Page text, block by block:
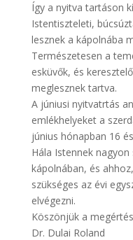
Így a nyitva tartáson
Istentiszteleti,
lesznek a kápolnába
Természetesen a
esküvők, és
meglesznek tartva.
A júniusi nyitvatrtás
emlékhelyeket a
június hónapban 16
Hála Istennek
kápolnában, és
szükséges az évi
elvégezni.
Köszönjük a
Dr. Dulai Roland